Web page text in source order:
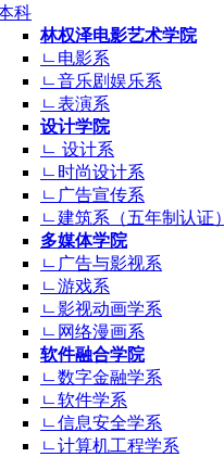
科
林权泽电影艺术学院
ㄴ电影系
ㄴ音乐剧娱乐系
ㄴ表演系
设计学院
ㄴ 设计系
ㄴ时尚设计系
ㄴ广告宣传系
ㄴ建筑系（五年制认证）
多媒体学院
ㄴ广告与影视系
ㄴ游戏系
ㄴ影视动画学系
ㄴ网络漫画系
软件融合学院
ㄴ数字金融学系
ㄴ软件学系
ㄴ信息安全学系
ㄴ计算机工程学系